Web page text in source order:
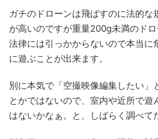
ガチのドローンは飛ばすのに法的な
が高いのですが重量200g未満のド
法律には引っかからないので本当に
に遊ぶことが出来ます。
別に本気で「空撮映像編集したい」
とかではないので、室内や近所で遊
はないかなぁ。と、しばらく調べて